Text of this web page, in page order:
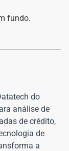
fundo.
do
análise de
de crédito,
de
a